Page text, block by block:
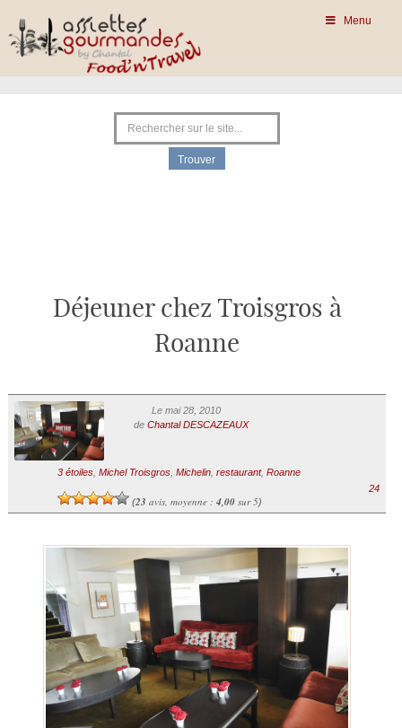
Menu
Déjeuner chez Troisgros à
Roanne
Le mai 28, 2010
de Chantal DESCAZEAUX
3 étoiles, Michel Troisgros, Michelin, restaurant, Roanne
(23 avis, moyenne : 4,00sur 5)
24